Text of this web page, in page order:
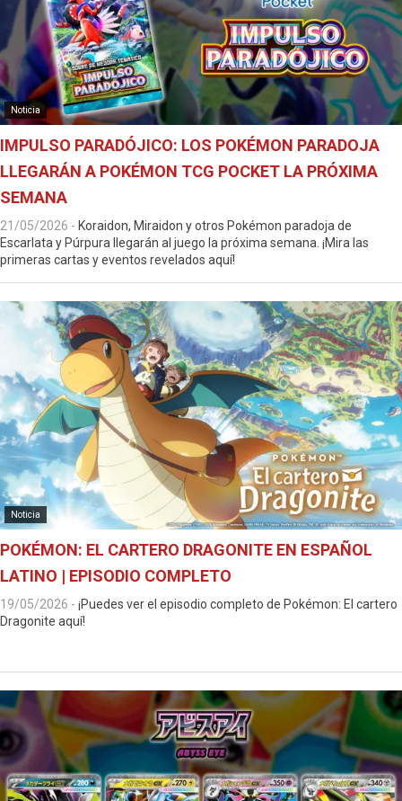
Noticia
IMPULSO PARADÓJICO: LOS POKÉMON PARADOJA
LLEGARÁN A POKÉMON TCG POCKET LA PRÓXIMA
SEMANA
21/05/2026 - Koraidon, Miraidon y otros Pokémon paradoja de
Escarlata y Púrpura llegarán al juego la próxima semana. ¡Mira las
primeras cartas y eventos revelados aquí!
Noticia
POKÉMON: EL CARTERO DRAGONITE EN ESPAÑOL
LATINO | EPISODIO COMPLETO
19/05/2026 - ¡Puedes ver el episodio completo de Pokémon: El cartero
Dragonite aquí!